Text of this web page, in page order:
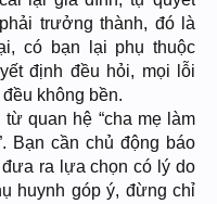
trưởng thành, đó là
có bạn lại phụ thuộc
định đều hỏi, mọi lỗi
không bền.
quan hệ “cha mẹ làm
Bạn cần chủ động báo
ra lựa chọn có lý do
huynh góp ý, đừng chỉ